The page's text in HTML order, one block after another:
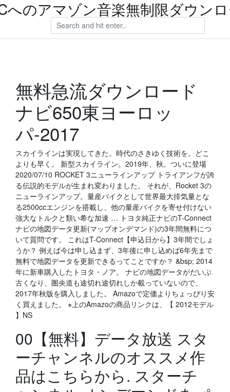
へのアマゾン音楽無制限ダウン
無料急流ダウンロード
ナビ650東ヨーロッ
パ-2017
スカイラインは実現してきた。時代のさきゆく技術を。どこ
よりも早く。 新型スカイライン。2019年、秋。ついに登場
2020/07/10 ROCKET 3ニューラインアップ トライアンフが誇
る伝説的モデルが生まれ変わりました。 それが、Rocket 3の
ニューラインアップ。量産バイクとして世界最大排気量とな
る2500ccエンジンを搭載し、他の量産バイクを寄せ付けない
強大なトルクと類い希な加速 … トヨタ純正ナビのT-Connect
ナビの地図データ更新(マップオンデマンド)の3年間無料につ
いて質問です。 これはT-Connect【申込日から】3年間でしょ
うか？ 例えば今は申し込まず、3年後に申し込めば6年先まで
無料で地図データを更新できるってことですか？ &bsp; 2014
年に新車購入したトヨタ・ノア。 ナビの地図データがだいぶ
古くなり、圏央道も途切れ途切れしか載っていないので、
2017年秋版を購入しました。 Amazoで定価よりちょっぴり安
く買えました。 ※上のAmazoの商品リンクは、【 2012モデル
】NS
00【無料】データ放送 スタ
ーチャンネルのオススメ作
品はこちらから. スターチ